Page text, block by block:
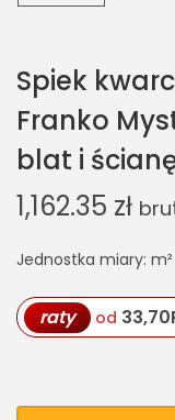
Spiek
Franko
blat i
1,162.35 zł
Jednostka miary: m²
raty od 33,70